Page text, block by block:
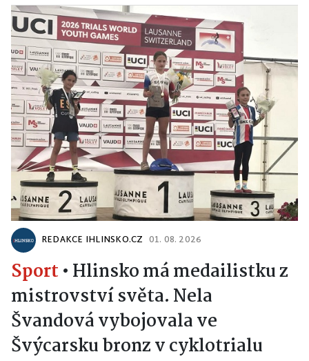
REDAKCE IHLINSKO.CZ 01. 08. 2026
Sport • Hlinsko má medailistku z
mistrovství světa. Nela
Švandová vybojovala ve
Švýcarsku bronz v cyklotrialu